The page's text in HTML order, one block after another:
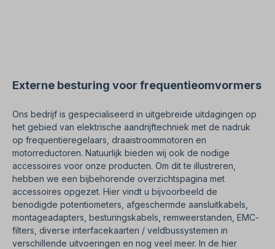
volgens IEC/EN 60529 Tekening ID: Z030
Externe besturing voor frequentieomvormers
Ons bedrijf is gespecialiseerd in uitgebreide uitdagingen op
het gebied van elektrische aandrijftechniek met de nadruk
op frequentieregelaars, draaistroommotoren en
motorreductoren. Natuurlijk bieden wij ook de nodige
accessoires voor onze producten. Om dit te illustreren,
hebben we een bijbehorende overzichtspagina met
accessoires opgezet. Hier vindt u bijvoorbeeld de
benodigde potentiometers, afgeschermde aansluitkabels,
montageadapters, besturingskabels, remweerstanden, EMC-
filters, diverse interfacekaarten / veldbussystemen in
verschillende uitvoeringen en nog veel meer. In de hier